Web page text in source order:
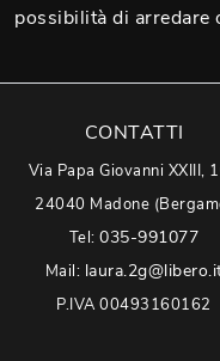
possibilità di arredare
CONTATTI
Via Papa Giovanni XXIII,
24040 Madone
Tel:035-991077
Mail:
P.IVA 00493160162